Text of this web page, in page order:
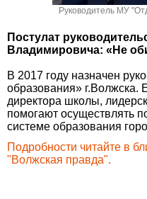
Руководитель МУ
Постулат
Владимировича: «Не
В 2017 году назначен
образования» г.Волжска.
директора школы,
помогают осуществлять
системе образования
Подробности читайте в
"Волжская правда".